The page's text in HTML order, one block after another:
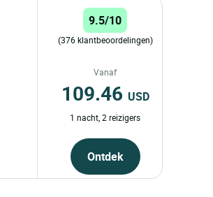
9.5/10
(376 klantbeoordelingen)
Vanaf
109.46 USD
1 nacht, 2 reizigers
Ontdek